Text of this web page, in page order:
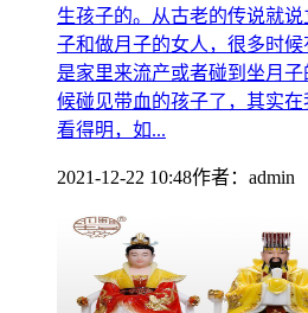
生孩子的。从古老的传说就
子和做月子的女人，很多时
是家里来流产或者碰到坐月
候碰见带血的孩子了，其实
看得明，如...
2021-12-22 10:48作者： admin